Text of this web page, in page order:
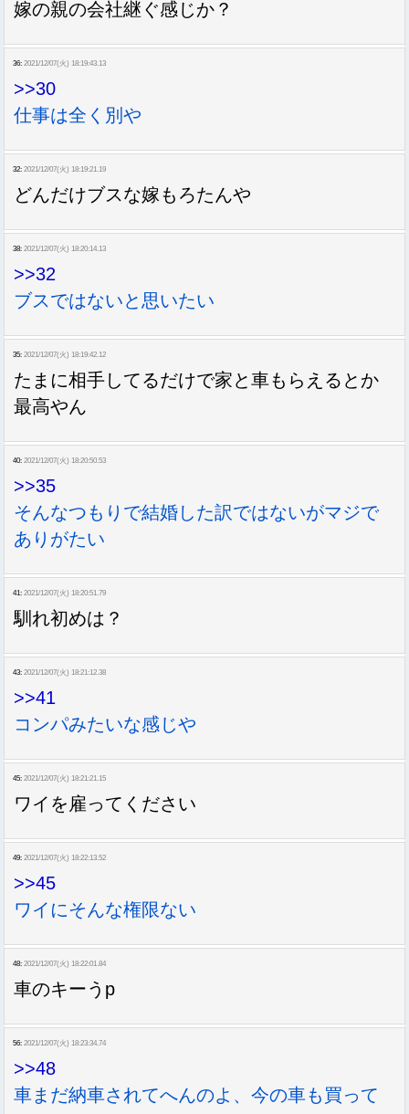
嫁の親の会社継ぐ感じか？
36: 2021/12/07(火) 18:19:43.13
>>30
仕事は全く別や
32: 2021/12/07(火) 18:19:21.19
どんだけブスな嫁もろたんや
38: 2021/12/07(火) 18:20:14.13
>>32
ブスではないと思いたい
35: 2021/12/07(火) 18:19:42.12
たまに相手してるだけで家と車もらえるとか
最高やん
40: 2021/12/07(火) 18:20:50.53
>>35
そんなつもりで結婚した訳ではないがマジで
ありがたい
41: 2021/12/07(火) 18:20:51.79
馴れ初めは？
43: 2021/12/07(火) 18:21:12.38
>>41
コンパみたいな感じや
45: 2021/12/07(火) 18:21:21.15
ワイを雇ってください
49: 2021/12/07(火) 18:22:13.52
>>45
ワイにそんな権限ない
48: 2021/12/07(火) 18:22:01.84
車のキーうp
56: 2021/12/07(火) 18:23:34.74
>>48
車まだ納車されてへんのよ、今の車も買って